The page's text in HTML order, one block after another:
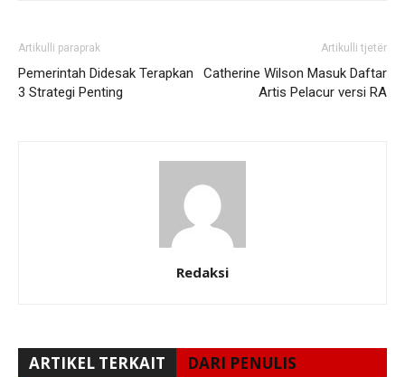
Artikulli paraprak
Pemerintah Didesak Terapkan
3 Strategi Penting
Artikulli tjetër
Catherine Wilson Masuk Daftar
Artis Pelacur versi RA
Redaksi
ARTIKEL TERKAIT DARI PENULIS